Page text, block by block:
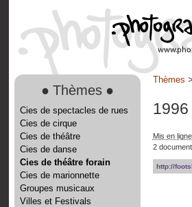
● Thèmes ●
Cies de spectacles de rues
Cies de cirque
Cies de théâtre
Cies de danse
Cies de théâtre forain
Cies de marionnette
Groupes musicaux
Villes et Festivals
Thèmes >
Mis en
2
http://